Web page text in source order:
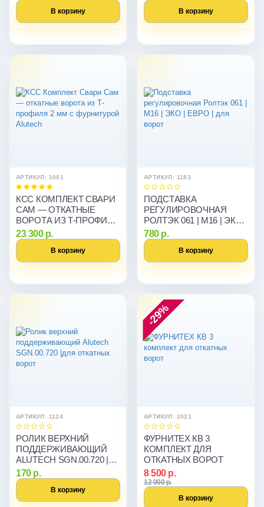
В корзину В корзину
АРТИКУЛ: 1001
КСС КОМПЛЕКТ СВАРИ
САМ — ОТКАТНЫЕ
ВОРОТА ИЗ Т-ПРОФИЛЯ
2 ММ С ФУРНИТУРОЙ
ALUTECH
23 300 р.
В корзину
АРТИКУЛ: 1183
ПОДСТАВКА
РЕГУЛИРОВОЧНАЯ
РОЛТЭК 061 | М16 | ЭКО |
ЕВРО | ДЛЯ ВОРОТ
780 р.
В корзину
АРТИКУЛ: 1124
РОЛИК ВЕРХНИЙ
ПОДДЕРЖИВАЮЩИЙ
ALUTECH SGN.00.720 |
ДЛЯ ОТКАТНЫХ ВОРОТ
170 р.
В корзину
-29%
АРТИКУЛ: 2021
ФУРНИТЕХ КВ 3
КОМПЛЕКТ ДЛЯ
ОТКАТНЫХ ВОРОТ
8 500 р.
12 000 р.
В корзину